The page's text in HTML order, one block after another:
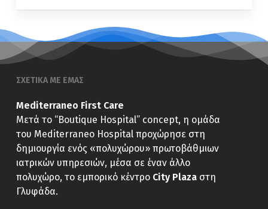
ΣΧΕΤΙΚΑ ΜΕ ΕΜΑΣ
Mediterraneo First Care
Μετά το “Boutique Hospital” concept, η ομάδα
του Mediterraneo Hospital προχώρησε στη
δημιουργία ενός «πολυχώρου» πρωτοβάθμιων
ιατρικών υπηρεσιών, μέσα σε έναν άλλο
πολυχώρο, το εμπορικό κέντρο City Plazaστη
Γλυφάδα.